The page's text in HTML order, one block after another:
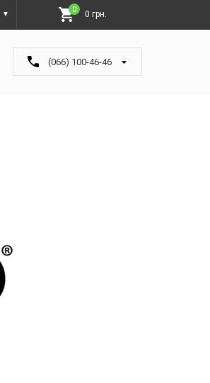
▼
0 0 грн.
(066) 100-46-46